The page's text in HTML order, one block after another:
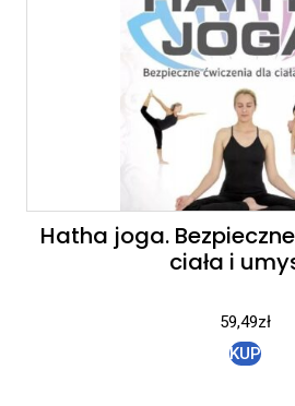
Hatha joga.
ciała i
59,49zł
KUP